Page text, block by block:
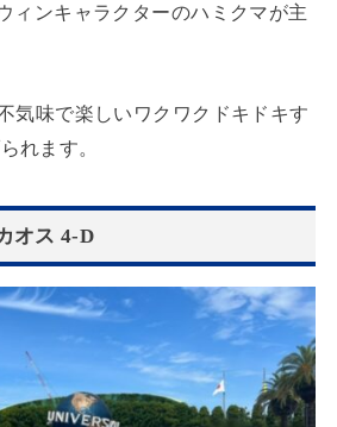
ィンキャラクターのハミクマが主
気味で楽しいワクワクドキドキす
れます。
オス 4-D